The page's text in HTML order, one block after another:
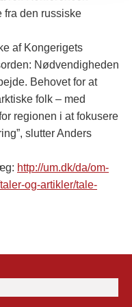
fra den russiske
af Kongerigets
Nødvendigheden
Behovet for at
folk – med
regionen i at fokusere
slutter Anders
http://um.dk/da/om-
og-artikler/tale-